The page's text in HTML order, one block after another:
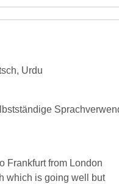
Urdu
Frankfurt from London
which is going well but